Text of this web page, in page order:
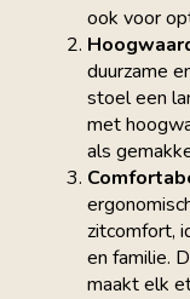
ook voor
duurzame
stoel een
met
als
zitcomfort,
en familie.
maakt elk